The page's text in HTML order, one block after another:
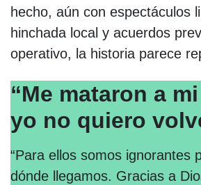
hecho, aún con espectáculos
hinchada local y acuerdos
operativo, la historia parece
“Me mataron a
yo no quiero
“Para ellos somos ignorantes
dónde llegamos. Gracias a